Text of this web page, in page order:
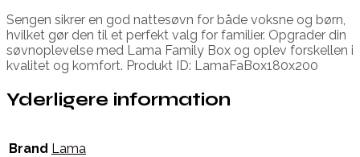
Sengen sikrer en god nattesøvn for både voksne og børn,
hvilket gør den til et perfekt valg for familier. Opgrader din
søvnoplevelse med Lama Family Box og oplev forskellen i
kvalitet og komfort. Produkt ID: LamaFaBox180x200
Yderligere information
Brand Lama